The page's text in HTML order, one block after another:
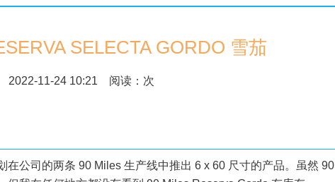
SELECTA GORDO 雪茄
2022-11-24 10:21 阅读： 次
在公司的两条 90 Miles 生产线中推出 6 x 60 尺寸的产品。虽然 90